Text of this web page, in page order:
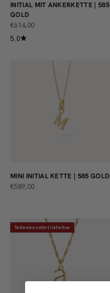
INITIAL MIT ANKERKETTE | 585
GOLD
ANGEBOT
€614,00
5.0
MINI INITIAL KETTE | 585 GOLD
ANGEBOT
€589,00
Teilweise sofort lieferbar